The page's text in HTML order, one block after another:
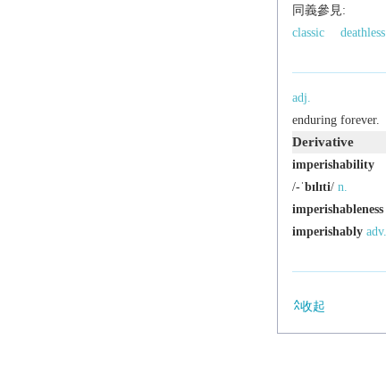
同義參見:
classic
deathless
adj.
enduring forever.
Derivative
imperishability
/-ˈbɪlɪti/ n.
imperishableness
imperishably adv.
收起